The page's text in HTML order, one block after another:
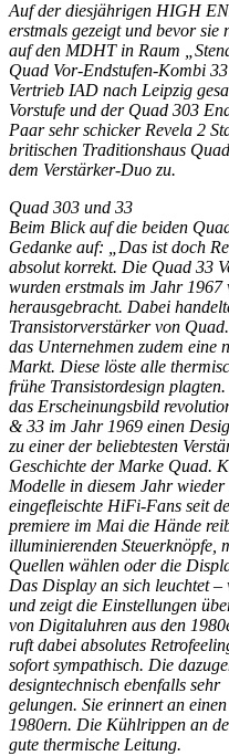
Auf der diesjährigen HIGH
erstmals gezeigt und bevor
auf den MDHT in Raum
Quad Vor-Endstufen-Kombi
Vertrieb IAD nach Leipzig
Vorstufe und der Quad 303
Paar sehr schicker Revela 2
britischen Traditionshaus
dem Verstärker-Duo zu.
Quad 303 und 33
Beim Blick auf die beiden
Gedanke auf: „Das ist doch
absolut korrekt. Die Quad 33
wurden erstmals im Jahr
herausgebracht. Dabei
Transistorverstärker von
das Unternehmen zudem eine
Markt. Diese löste alle
frühe Transistordesign
das Erscheinungsbild
& 33 im Jahr 1969 einen
zu einer der beliebtesten
Geschichte der Marke Quad.
Modelle in diesem Jahr
eingefleischte HiFi-Fans seit
premiere im Mai die Hände
illuminierenden Steuerknöpfe,
Quellen wählen oder die
Das Display an sich leuchtet
und zeigt die Einstellungen
von Digitaluhren aus den
ruft dabei absolutes
sofort sympathisch. Die
designtechnisch ebenfalls sehr
gelungen. Sie erinnert an
1980ern. Die Kühlrippen an
gute thermische Leitung.